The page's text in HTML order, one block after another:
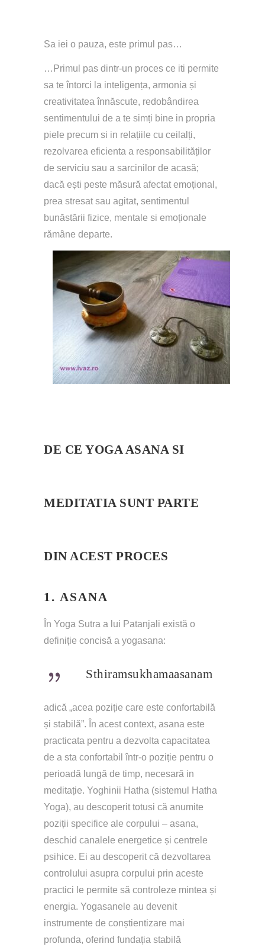
Sa iei o pauza, este primul pas…
…Primul pas dintr-un proces ce iti permite
sa te întorci la inteligența, armonia și
creativitatea înnăscute, redobândirea
sentimentului de a te simți bine in propria
piele precum si in relațiile cu ceilalți,
rezolvarea eficienta a responsabilităților
de serviciu sau a sarcinilor de acasă;
dacă ești peste măsură afectat emoțional,
prea stresat sau agitat, sentimentul
bunăstării fizice, mentale si emoționale
rămâne departe.
DE CE YOGA ASANA SI
MEDITATIA SUNT PARTE
DIN ACEST PROCES
1. ASANA
În Yoga Sutra a lui Patanjali există o
definiție concisă a yogasana:
Sthiramsukhamaasanam
adică „acea poziție care este confortabilă
și stabilă”. În acest context, asana este
practicata pentru a dezvolta capacitatea
de a sta confortabil într-o poziție pentru o
perioadă lungă de timp, necesară in
meditație. Yoghinii Hatha (sistemul Hatha
Yoga), au descoperit totusi că anumite
poziții specifice ale corpului – asana,
deschid canalele energetice și centrele
psihice. Ei au descoperit că dezvoltarea
controlului asupra corpului prin aceste
practici le permite să controleze mintea și
energia. Yogasanele au devenit
instrumente de conștientizare mai
profunda, oferind fundația stabilă